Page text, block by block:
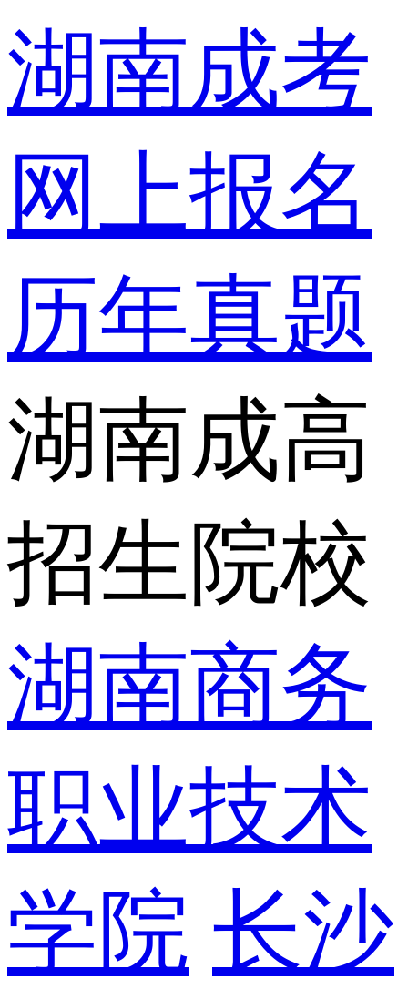
湖南成考
网上报名
历年真题
湖南成高
招生院校
湖南商务
职业技术
学院 长沙